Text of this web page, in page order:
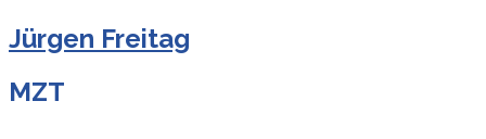
Jürgen Freitag
MZT